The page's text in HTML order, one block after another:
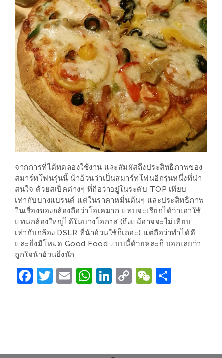
ไม่
เกิน
200
บาท
ชี้
เบาะแส
ความ
อร่อย
ตาม
น้า
อ้วน
ชวน
หิว
ติดต่อ
น้า
ติดต่อ
อ้วน
จากการที่ได้ทดลองใช้งาน และสัมผัสถึงประสิทธิภาพของ
สมาร์ทโฟนรุ่นนี้ น้าอ้วนว่าเป็นสมาร์ทโฟนอีกรุ่นหนึ่งที่น่า
สนใจ ด้วยสเป็คต่างๆ ที่ถือว่าอยู่ในระดับ TOP เทียบ
เท่ากับบางแบรนด์ แต่ในราคาหมื่นต้นๆ และประสิทธิภาพ
ในเรื่องของกล้องถือว่าโอเคมาก แทบจะเรียกได้ว่าเอาใช้
แทนกล้องใหญ่ได้ในบางโอกาส (ถึงแม้อาจจะไม่เทียบ
เท่ากับกล้อง DSLR ที่น้าอ้วนใช้ก็เถอะ) แต่ถือว่าทำได้ดี
และยิ่งมีโหมด Good Food แบบนี้ด้วยหละก็ บอกเลยว่า
ถูกใจน้าอ้วนยิ่งนัก
Facebook
Twitter
EmailWhatsApp
LinkedIn
CopyWeChat